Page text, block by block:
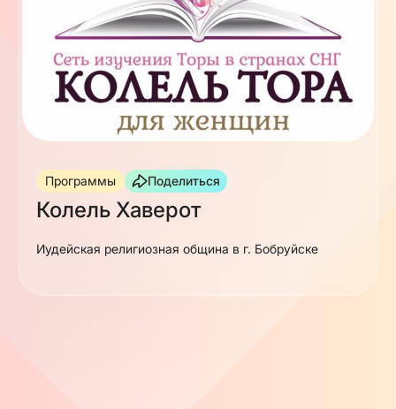
Программы Поделиться
Колель Хаверот
Иудейская религиозная община в г. Бобруйске